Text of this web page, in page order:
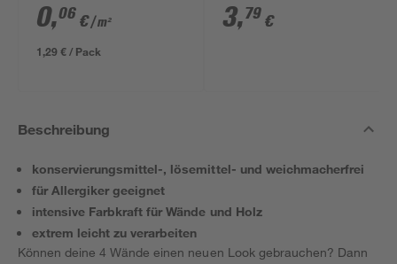
transparent 4 x 5 m
0,06 €/ m²
1,29 € / Pack
3,79 €
Beschreibung
konservierungsmittel-, lösemittel- und weichmacherfrei
für Allergiker geeignet
intensive Farbkraft für Wände und Holz
extrem leicht zu verarbeiten
Können deine 4 Wände einen neuen Look gebrauchen? Dann